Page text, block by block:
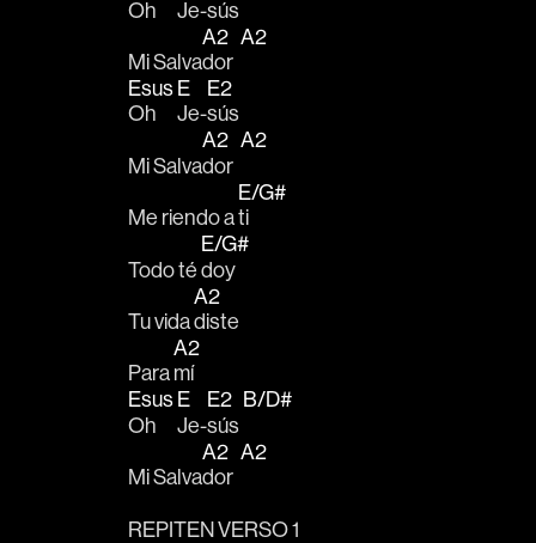
Oh Je-sús
Mi Salva
A2
dor
A2
Esus
Oh
E
Je-
E2
sús
Mi Salva
A2
dor
A2
Me riendo a
E/G#
ti
Todo té
E/G#
doy
Tu vida
A2
diste
Para
A2
mí
Esus
Oh
E
Je-
E2
sús
B/D#
Mi Salva
A2
dor
A2
REPITEN VERSO 1